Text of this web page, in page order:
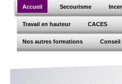
Accueil Secourisme
Travail en hauteur CACES
Nos autres formations Conseil